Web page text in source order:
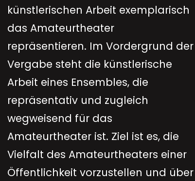
künstlerischen Arbeit exemplarisch
das Amateurtheater
repräsentieren. Im Vordergrund der
Vergabe steht die künstlerische
Arbeit eines Ensembles, die
repräsentativ und zugleich
wegweisend für das
Amateurtheater ist. Ziel ist es, die
Vielfalt des Amateurtheaters einer
Öffentlichkeit vorzustellen und über